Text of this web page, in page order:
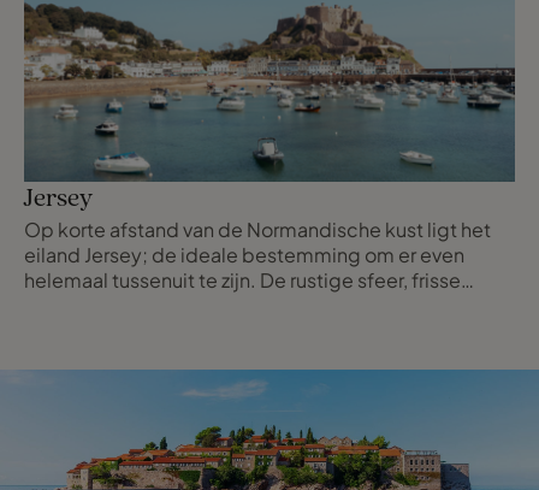
accommodatie in de stad, een huis op het platteland
tot een hotel midden in de natuur, je Travel Counsellor
kent de mooiste plekken.
Jersey
Op korte afstand van de Normandische kust ligt het
eiland Jersey; de ideale bestemming om er even
helemaal tussenuit te zijn. De rustige sfeer, frisse
sta je in no time midden in een groen en weelderig
goudgele stranden en heerlijk lokaal en vers eten.